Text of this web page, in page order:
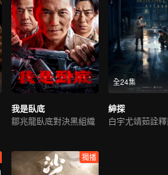
我是臥底
鄒兆龍臥底對決黑組織
全24集
紳探
獨播